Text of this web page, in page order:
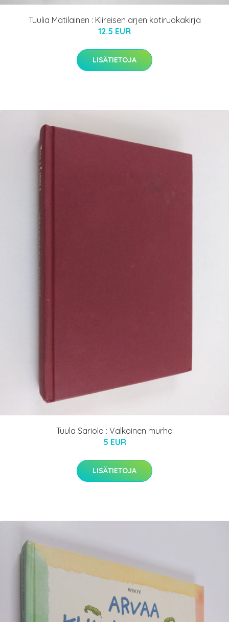
Tuulia Matilainen : Kiireisen arjen kotiruokakirja
12.5 EUR
LISÄTIETOJA
Tuula Sariola : Valkoinen murha
5 EUR
LISÄTIETOJA